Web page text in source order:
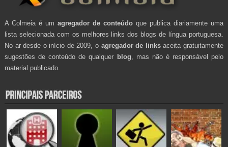
A Colmeia é um agregador de conteúdo que publica diariamente uma
lista selecionada com os melhores links dos blogs de língua portuguesa.
No ar desde o início de 2009, o agregador de linksaceita gratuitamente
sugestões de conteúdo de qualquer blog , mas não é responsável pelo
material publicado.